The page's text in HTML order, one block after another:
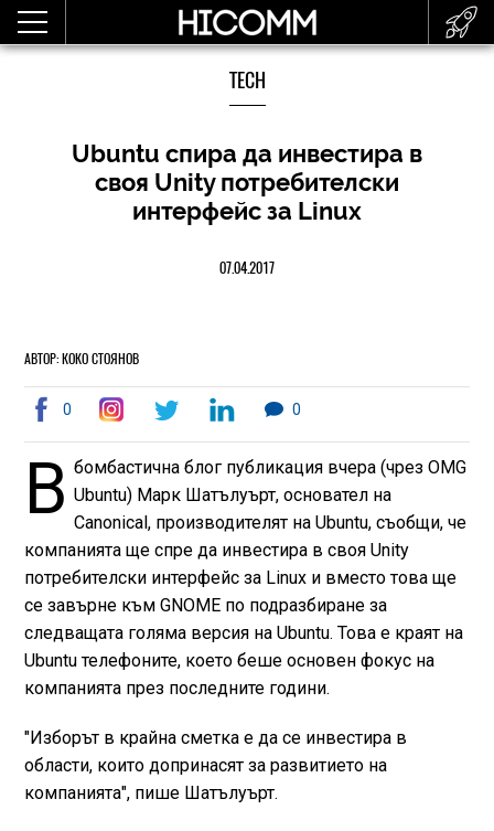
TECH
Ubuntu спира да инвестира в
своя Unity потребителски
интерфейс за Linux
07.04.2017
АВТОР: КОКО СТОЯНОВ
0 0
В бомбастична блог публикация вчера (чрез OMG
Ubuntu) Марк Шатълуърт, основател на
Canonical, производителят на Ubuntu, съобщи, че
компанията ще спре да инвестира в своя Unity
потребителски интерфейс за Linux и вместо това ще
се завърне към GNOME по подразбиране за
следващата голяма версия на Ubuntu. Това е краят на
Ubuntu телефоните, което беше основен фокус на
компанията през последните години.
"Изборът в крайна сметка е да се инвестира в
области, които допринасят за развитието на
компанията", пише Шатълуърт.